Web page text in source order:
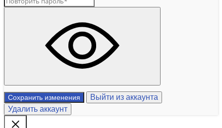
Сохранить изменения
Выйти из аккаунта
Удалить аккаунт